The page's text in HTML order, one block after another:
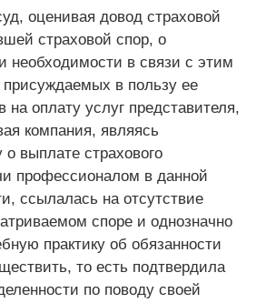
оценивая довод страховой
страховой спор, о
необходимости в связи с этим
в пользу ее
на оплату услуг представителя,
компания, являясь
о выплате страхового
профессионалом в данной
ссылалась на отсутствие
споре и однозначно
практику об обязанности
то есть подтвердила
по поводу своей